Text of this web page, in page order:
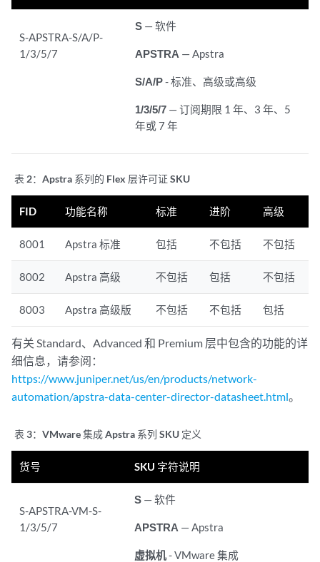
S-APSTRA-S/A/P-
1/3/5/7
S — 软件
APSTRA — Apstra
S/A/P- 标准、高级或高级
1/3/5/7 — 订阅期限 1 年、3 年、5
年或 7 年
表 2： Apstra 系列的 Flex 层许可证 SKU
FID 功能名称 标准 进阶 高级
8001 Apstra 标准 包括 不包括 不包括
8002 Apstra 高级 不包括 包括 不包括
8003 Apstra 高级版 不包括 不包括 包括
有关 Standard、Advanced 和 Premium 层中包含的功能的详
细信息，请参阅：
https://www.juniper.net/us/en/products/network-
automation/apstra-data-center-director-datasheet.html。
表 3： VMware 集成 Apstra 系列 SKU 定义
货号 SKU 字符说明
S-APSTRA-VM-S-
1/3/5/7
S — 软件
APSTRA — Apstra
虚拟机- VMware 集成